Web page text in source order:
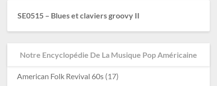
SE0515 – Blues et claviers groovy II
Notre Encyclopédie De La Musique Pop Américaine
American Folk Revival 60s (17)